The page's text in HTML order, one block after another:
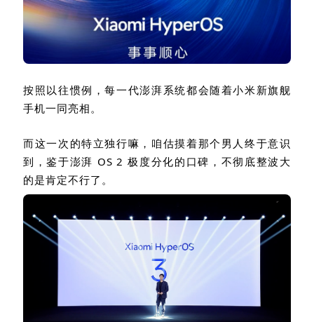
按照以往惯例，每一代澎湃系统都会随着小米新旗舰
手机一同亮相。
而这一次的特立独行嘛，咱估摸着那个男人终于意识
到，鉴于澎湃 OS 2极度分化的口碑，不彻底整波大
的是肯定不行了。